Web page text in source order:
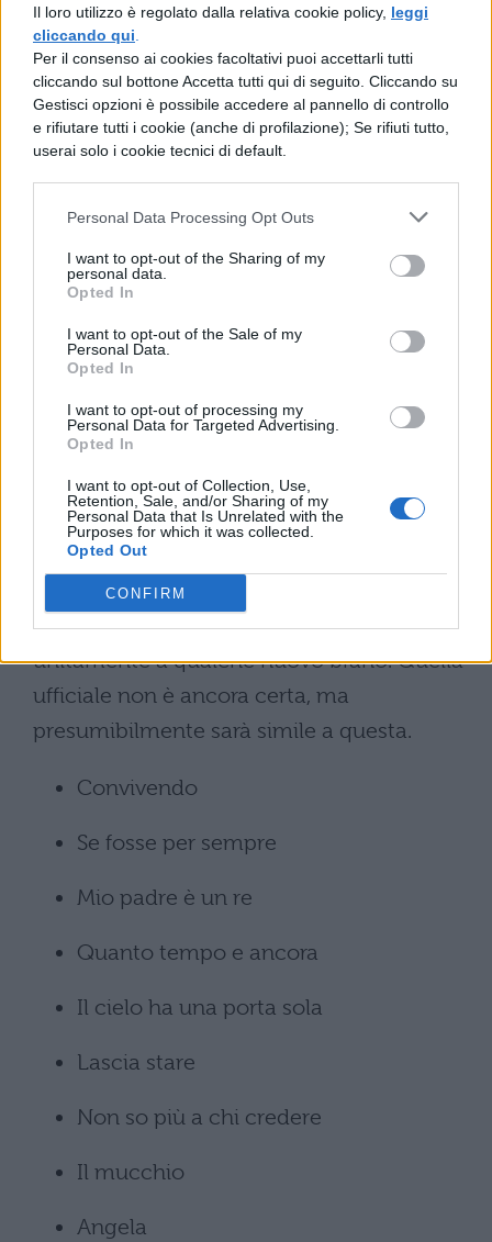
Il loro utilizzo è regolato dalla relativa cookie policy, leggi
cliccando qui
Per il consenso ai cookies facoltativi puoi accettarli tutti
cliccando sul bottone Accetta tutti qui di seguito. Cliccando su
Gestisci opzioni è possibile accedere al pannello di controllo
e rifiutare tutti i cookie (anche di profilazione); Se rifiuti tutto,
userai solo i cookie tecnici di default.
Personal Data Processing Opt Outs
I want to opt-out of the Sharing of my
personal data.
Opted In
I want to opt-out of the Sale of my
Personal Data.
Opted In
I want to opt-out of processing my
Personal Data for Targeted Advertising.
Opted In
I want to opt-out of Collection, Use,
Retention, Sale, and/or Sharing of my
Personal Data that Is Unrelated with the
Purposes for which it was collected.
Opted Out
CONFIRM
Poltrona: 95,00€
Gradinata Platinum Numerata: 90,00€
Gradinata Numerata: 85,00€
Per quanto riguarda, infine, le date
conclusive a Gardone Riviera:
Gradinata Non Numerata: € 69,00
Platea Non Numerata (possibile
visibilità ridotta): € 65,00
Posti in Piedi: € 59,00
La scaletta dei concerti di Biagio
Antonacci
Biagio Antonacci, lo dicevamo sopra, ha
alle spalle una carriera lunga 40 anni. La
scaletta conterrà i suoi più grandi successi
unitamente a qualche nuovo brano. Quella
ufficiale non è ancora certa, ma
presumibilmente sarà simile a questa.
Convivendo
Se fosse per sempre
Mio padre è un re
Quanto tempo e ancora
Il cielo ha una porta sola
Lascia stare
Non so più a chi credere
Il mucchio
Angela